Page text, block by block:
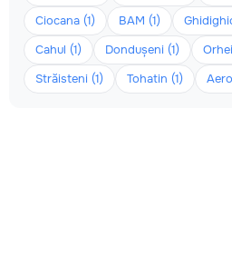
Ciocana (1)
BAM (1)
Cahul (1)
Dondușeni (1)
Străisteni (1)
Tohatin (1)